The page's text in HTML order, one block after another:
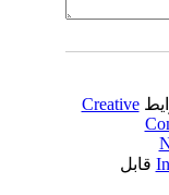
Creative
قابل